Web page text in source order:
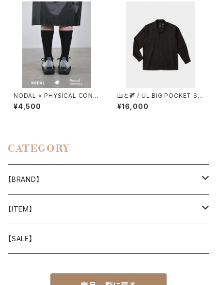
NODAL × PHYSICAL CONT
MPRY.
¥4,500
山と道 / UL BIG POCKET SH
IRTS（UNISEX）
¥16,000
CATEGORY
【BRAND】
山と道
T-SHIRT
迷迭香
【ITEM】
WEAR
【SALE】